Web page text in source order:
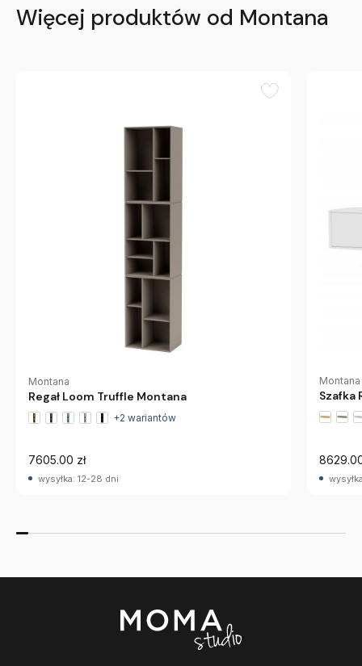
Więcej produktów od Montana
Montana
Regał Loom Truffle Montana
+2 wariantów
7605.00 zł
wysyłka: 12-28 dni
Montana
Szafka